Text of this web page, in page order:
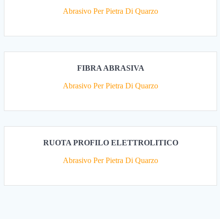
Abrasivo Per Pietra Di Quarzo
FIBRA ABRASIVA
Abrasivo Per Pietra Di Quarzo
RUOTA PROFILO ELETTROLITICO
Abrasivo Per Pietra Di Quarzo